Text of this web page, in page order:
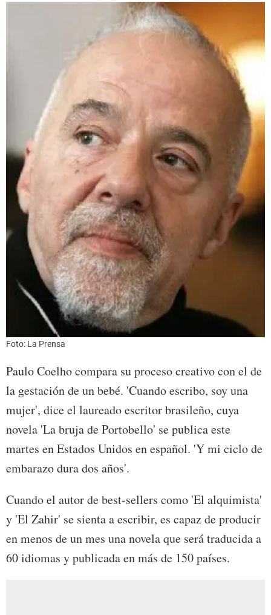
Foto: La Prensa
Paulo Coelho compara su proceso creativo con el de
la gestación de un bebé. 'Cuando escribo, soy una
mujer', dice el laureado escritor brasileño, cuya
novela 'La bruja de Portobello' se publica este
martes en Estados Unidos en español. 'Y mi ciclo de
embarazo dura dos años'.
Cuando el autor de best-sellers como 'El alquimista'
y 'El Zahir' se sienta a escribir, es capaz de producir
en menos de un mes una novela que será traducida a
60 idiomas y publicada en más de 150 países.